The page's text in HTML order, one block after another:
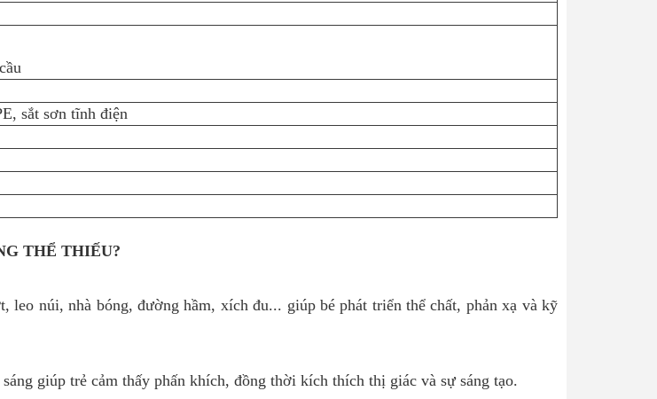
sắt sơn tĩnh điện
THỂ THIẾU?
núi, nhà bóng, đường hầm, xích đu... giúp bé phát triển thể chất, phản xạ và kỹ
giúp trẻ cảm thấy phấn khích, đồng thời kích thích thị giác và sự sáng tạo.